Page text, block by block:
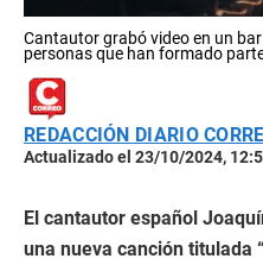
Cantautor grabó video en un
personas que han formado
REDACCIÓN DIARIO
Actualizado el 23/10/2024,
El cantautor español
una nueva canción titulada